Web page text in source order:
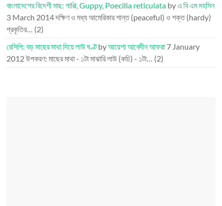
বাংলাদেশের বিদেশী মাছ: গাপ্পি, Guppy, Poecilia reticulata byএ বি এম মহসিন
3 March 2014দক্ষিণ ও মধ্য আমেরিকার শান্ত (peaceful) ও শক্ত (hardy)
প্রকৃতির… (2)
রেসিপি: বড় মাছের মাথা দিয়ে লাউ ঘণ্টbyআয়েশা আবেদীন আফরা 7 January
2012উপকরণ: মাছের মাথা - ১টা মাঝারি লাউ (কচি) - ১টা… (2)